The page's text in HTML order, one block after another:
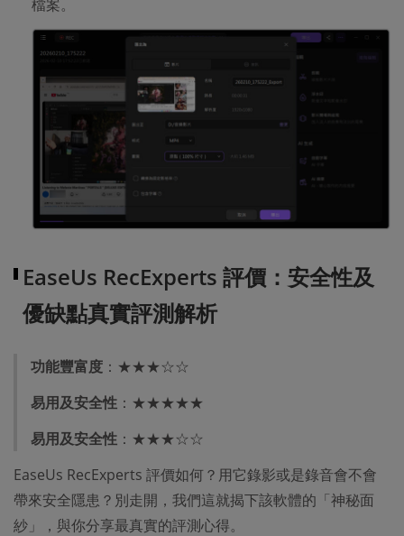
檔案。
EaseUs RecExperts 評價：安全性及
優缺點真實評測解析
功能豐富度 ：★★★☆☆
易用及安全性 ：★★★★★
易用及安全性 ：★★★☆☆
EaseUs RecExperts 評價如何？用它錄影或是錄音會不會
帶來安全隱患？別走開，我們這就揭下該軟體的「神秘面
紗」，與你分享最真實的評測心得。